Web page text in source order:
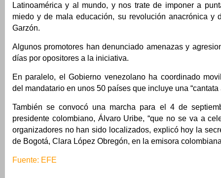
Latinoamérica y al mundo, y nos trate de imponer a
miedo y de mala educación, su revolución anacrónica y
Garzón.
Algunos promotores han denunciado amenazas y
días por opositores a la iniciativa.
En paralelo, el Gobierno venezolano ha coordinado
del mandatario en unos 50 países que incluye una “cantata
También se convocó una marcha para el 4 de
presidente colombiano, Álvaro Uribe, “que no se va a
organizadores no han sido localizados, explicó hoy la
de Bogotá, Clara López Obregón, en la emisora
Fuente: EFE